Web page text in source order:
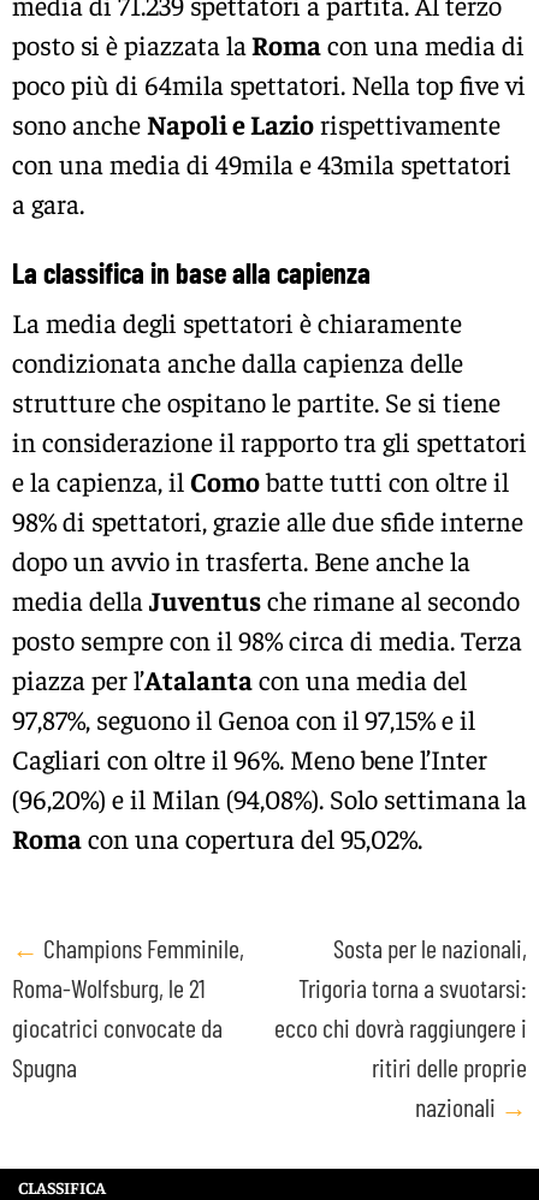
posto si è piazzata laRomacon una media di
poco più di 64mila spettatori. Nella top five vi
sono anche Napoli e Laziorispettivamente
con una media di 49mila e 43mila spettatori
a gara.
La classifica in base alla capienza
La media degli spettatori è chiaramente
condizionata anche dalla capienza delle
strutture che ospitano le partite. Se si tiene
in considerazione il rapporto tra gli spettatori
e la capienza, il Comobatte tutti con oltre il
98% di spettatori, grazie alle due sfide interne
dopo un avvio in trasferta. Bene anche la
media della Juventusche rimane al secondo
posto sempre con il 98% circa di media. Terza
piazza per l’Atalantacon una media del
97,87%, seguono il Genoa con il 97,15% e il
Cagliari con oltre il 96%. Meno bene l’Inter
(96,20%) e il Milan (94,08%). Solo settimana la
Romacon una copertura del 95,02%.
Post
navigation
← Champions Femminile,
Roma-Wolfsburg, le 21
giocatrici convocate da
Spugna
Sosta per le nazionali,
Trigoria torna a svuotarsi:
ecco chi dovrà raggiungere i
ritiri delle proprie
nazionali →
CLASSIFICA